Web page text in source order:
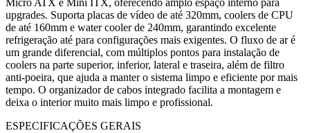
Micro ATX e Mini ITX, oferecendo amplo espaço interno para
upgrades. Suporta placas de vídeo de até 320mm, coolers de CPU
de até 160mm e water cooler de 240mm, garantindo excelente
refrigeração até para configurações mais exigentes. O fluxo de ar é
um grande diferencial, com múltiplos pontos para instalação de
coolers na parte superior, inferior, lateral e traseira, além de filtro
anti-poeira, que ajuda a manter o sistema limpo e eficiente por mais
tempo. O organizador de cabos integrado facilita a montagem e
deixa o interior muito mais limpo e profissional.
ESPECIFICAÇÕES GERAIS